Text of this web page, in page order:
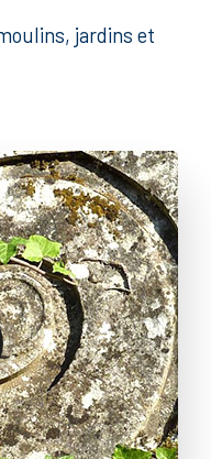
jardins et